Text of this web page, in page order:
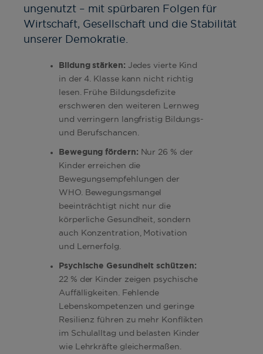
ungenutzt – mit spürbaren Folgen für
Wirtschaft, Gesellschaft und die Stabilität
unserer Demokratie.
Bildung stärken: Jedes vierte Kind
in der 4. Klasse kann nicht richtig
lesen. Frühe Bildungsdefizite
erschweren den weiteren Lernweg
und verringern langfristig Bildungs-
und Berufschancen.
Bewegung fördern: Nur 26 % der
Kinder erreichen die
Bewegungsempfehlungen der
WHO. Bewegungsmangel
beeinträchtigt nicht nur die
körperliche Gesundheit, sondern
auch Konzentration, Motivation
und Lernerfolg.
Psychische Gesundheit schützen:
22 % der Kinder zeigen psychische
Auffälligkeiten. Fehlende
Lebenskompetenzen und geringe
Resilienz führen zu mehr Konflikten
im Schulalltag und belasten Kinder
wie Lehrkräfte gleichermaßen.